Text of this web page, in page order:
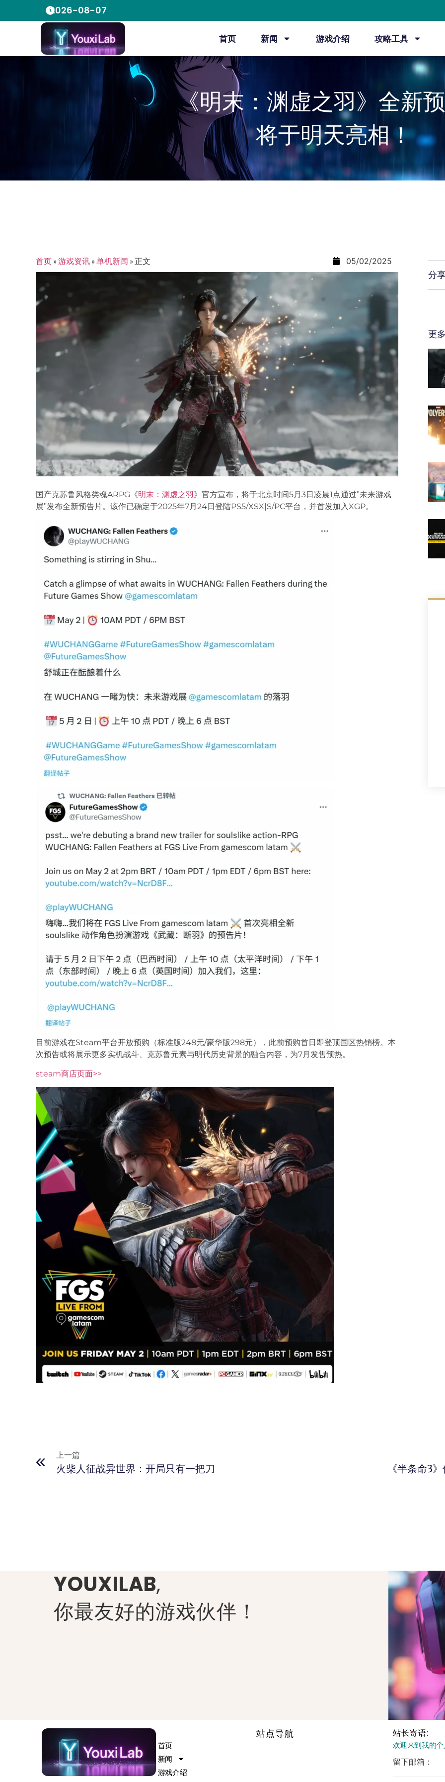
2026-08-07
首页 新闻 游戏介绍 攻略工具
《明末：渊虚之羽》全新
将于明天亮相！
首页 »游戏资讯 »单机新闻 » 正文 05/02/2025
国产克苏鲁风格类魂ARPG《明末：渊虚之羽》官方宣布，将于北京时间5月3日凌晨1点通过”未来游戏
展”发布全新预告片。该作已确定于2025年7月24日登陆PS5/XSX|S/PC平台，并首发加入XGP。
目前游戏在Steam平台开放预购（标准版248元/豪华版298元），此前预购首日即登顶国区热销榜。本
次预告或将展示更多实机战斗、克苏鲁元素与明代历史背景的融合内容，为7月发售预热。
steam商店页面>>
分
更
上一篇
火柴人征战异世界：开局只有一把刀 《半条命3
YOUXILAB,
你最友好的游戏伙伴！
站点导航
首页
新闻
游戏介绍
站长寄语:
欢迎来到我的
留下邮箱：